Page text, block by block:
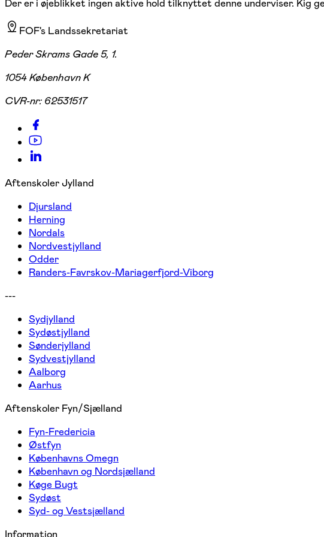
Der er i øjeblikket ingen aktive hold tilknyttet denne underviser. Kig
FOF's Landssekretariat
Peder Skrams Gade 5, 1.
1054 København K
CVR-nr: 62531517
Aftenskoler Jylland
Djursland
Herning
Nordals
Nordvestjylland
Odder
Randers-Favrskov-Mariagerfjord-Viborg
---
Sydjylland
Sydøstjylland
Sønderjylland
Sydvestjylland
Aalborg
Aarhus
Aftenskoler Fyn/Sjælland
Fyn-Fredericia
Østfyn
Københavns Omegn
København og Nordsjælland
Køge Bugt
Sydøst
Syd- og Vestsjælland
Information